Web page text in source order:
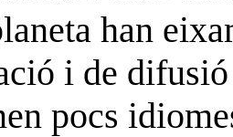
han
i de
pocs